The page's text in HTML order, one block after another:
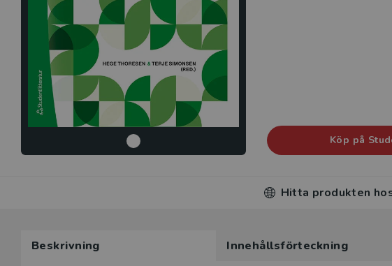
Köp på
Hitta produkten
Beskrivning Innehållsförteckning